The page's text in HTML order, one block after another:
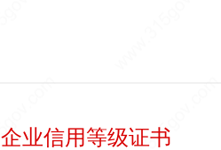
企业信用等级证书